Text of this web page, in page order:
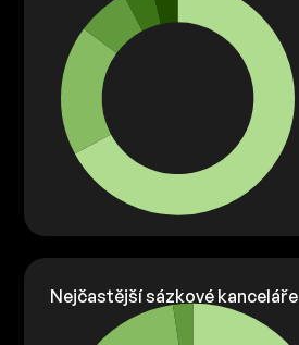
Nejčastější sázkové kanceláře